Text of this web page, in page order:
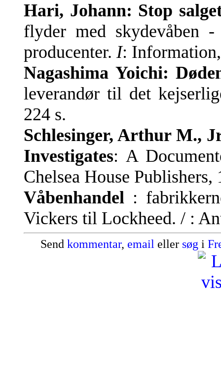
Hari, Johann: Stop
flyder med skydevåben
producenter. I:
Nagashima Yoichi:
leverandør til det
224 s.
Schlesinger, Arthur M.,
Investigates: A
Chelsea House Publishers,
Våbenhandel :
Vickers til Lockheed. / :
Send kommentar, email eller søg i